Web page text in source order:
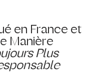
en France et
Manière
Plus